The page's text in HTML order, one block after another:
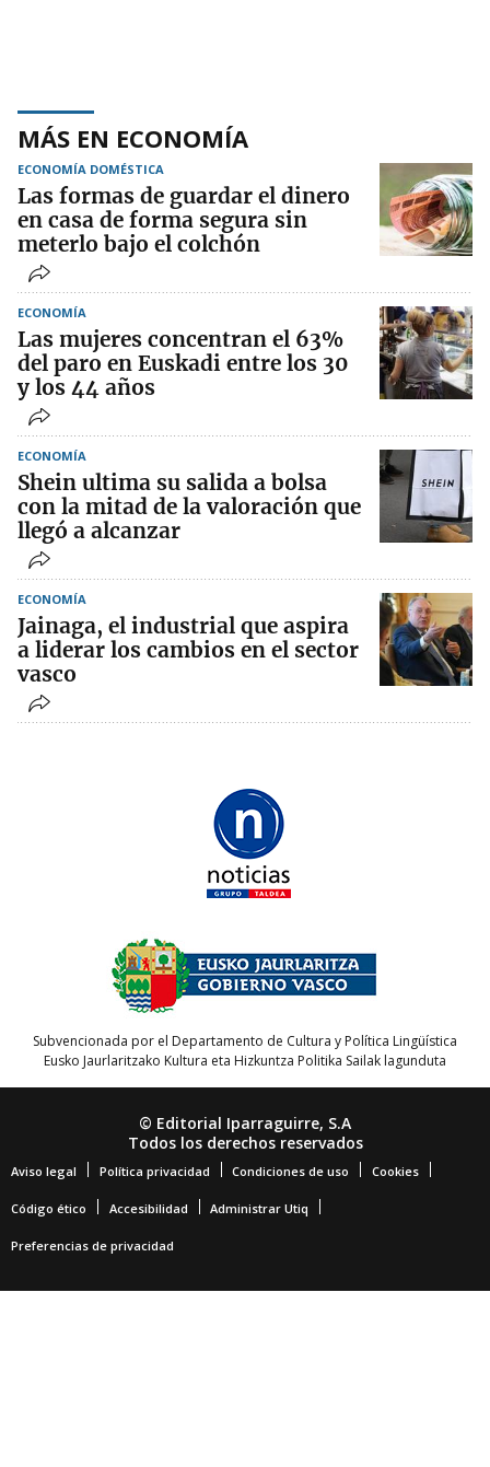
MÁS EN ECONOMÍA
ECONOMÍA DOMÉSTICA
Las formas de guardar el dinero
en casa de forma segura sin
meterlo bajo el colchón
ECONOMÍA
Las mujeres concentran el 63%
del paro en Euskadi entre los 30
y los 44 años
ECONOMÍA
Shein ultima su salida a bolsa
con la mitad de la valoración que
llegó a alcanzar
ECONOMÍA
Jainaga, el industrial que aspira
a liderar los cambios en el sector
vasco
Subvencionada por el Departamento de Cultura y Política Lingüística
Eusko Jaurlaritzako Kultura eta Hizkuntza Politika Sailak lagunduta
© Editorial Iparraguirre, S.A
Todos los derechos reservados
Aviso legal Política privacidad Condiciones de uso Cookies
Código ético Accesibilidad Administrar Utiq
Preferencias de privacidad